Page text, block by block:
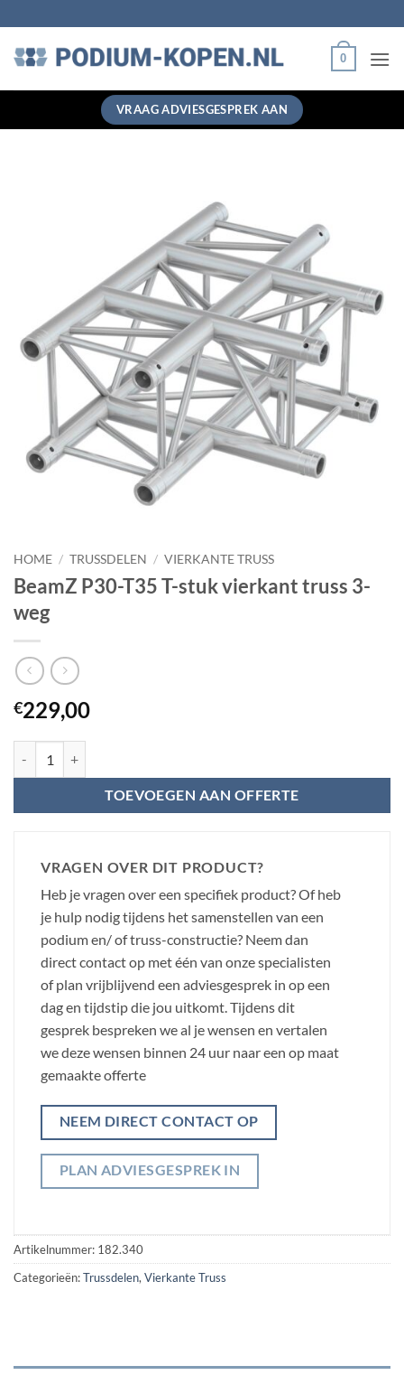
naar
inhoud
0
VRAAG ADVIESGESPREK AAN
HOME / TRUSSDELEN / VIERKANTE TRUSS
BeamZ P30-T35 T-stuk vierkant truss 3-
weg
€229,00
TOEVOEGEN AAN OFFERTE
VRAGEN OVER DIT PRODUCT?
Heb je vragen over een specifiek product? Of heb
je hulp nodig tijdens het samenstellen van een
podium en/ of truss-constructie? Neem dan
direct contact op met één van onze specialisten
of plan vrijblijvend een adviesgesprek in op een
dag en tijdstip die jou uitkomt. Tijdens dit
gesprek bespreken we al je wensen en vertalen
we deze wensen binnen 24 uur naar een op maat
gemaakte offerte
NEEM DIRECT CONTACT OP
PLAN ADVIESGESPREK IN
Artikelnummer: 182.340
Categorieën:Trussdelen, Vierkante Truss